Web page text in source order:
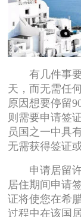
有几件事要
天，而无需任
原因想要停留
则需要申请签
员国之一中具
无需获得签证
申请居留许
居住期间申请
证将使您在希
过程中在该国居